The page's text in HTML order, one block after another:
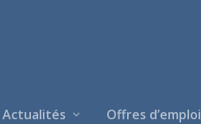
Actualités Offres d’emploi